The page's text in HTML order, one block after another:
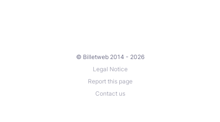
© Billetweb 2014 - 2026
Legal Notice
Report this page
Contact us